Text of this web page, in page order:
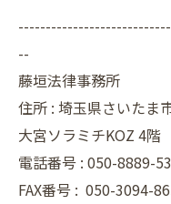
--
藤垣法律事務所
住所 : 埼玉県さいたま
大宮ソラミチKOZ 4
電話番号 : 050-8889-
FAX番号 : 050-3094-